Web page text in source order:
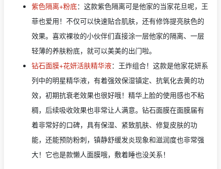
紫色隔离+粉底：这款紫色隔离可是他家的当家花旦呢，王
菲也爱用！不仅可以快速贴合肌肤，还有修饰提亮肤色的
效果。喜欢裸妆的小伙伴们直接涂一层他家的隔离、一层
轻薄的养肤粉底，就可以美美的出门啦。
钻石面膜+花妍活肤精华液：王炸组合！这款是他家花妍系
列中的明星精华液，有着强效保湿镇定、抗氧化去黄的功
效，初期抗衰老效果也很好哦！精华上脸的使用感也不粘
稠，后续吸收效果也非常让人满意。钻石面膜在面膜届有
着非常好的口碑，具有保湿、紧致肌肤、修复皮肤的功
能，还能预防粉刺，镇静舒缓发炎现象和滋润度也非常强
大！它也是款懒人面膜哦，敷着睡也没关系！